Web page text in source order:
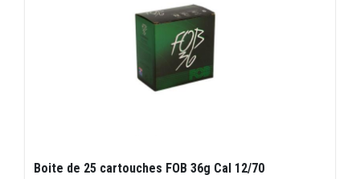
Boite de 25 cartouches FOB 36g Cal 12/70